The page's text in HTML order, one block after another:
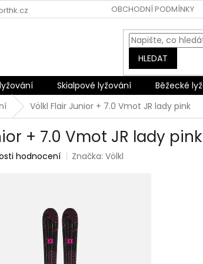
OBCHODNÍ PODMÍNKY
HLEDAT
Skialpové lyžování Běžecké
Völkl Flair Junior + 7.0 Vmot JR lady pink
+ 7.0 Vmot JR lady pink
hodnocení Značka:Völkl